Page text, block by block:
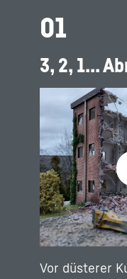
01
3, 2, 1...
Vor düsterer